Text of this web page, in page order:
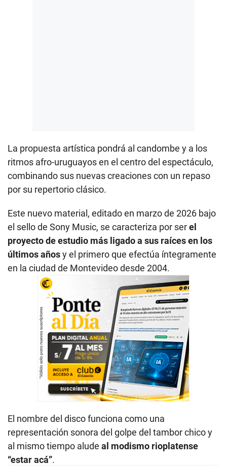
La propuesta artística pondrá al candombe y a los
ritmos afro-uruguayos en el centro del espectáculo,
combinando sus nuevas creaciones con un repaso
por su repertorio clásico.
Este nuevo material, editado en marzo de 2026 bajo
el sello de Sony Music, se caracteriza por serel
proyecto de estudio más ligado a sus raíces en los
últimos añosy el primero que efectúa íntegramente
en la ciudad de Montevideo desde 2004.
El nombre del disco funciona como una
representación sonora del golpe del tambor chico y
al mismo tiempo alude al modismo rioplatense
“estar acá”.